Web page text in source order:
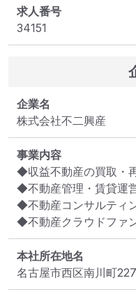
求人番号
34151
企業名
株式会社不二興産
事業内容
◆収益不動産の買取・
◆不動産管理・賃貸運
◆不動産コンサルティ
◆不動産クラウドファ
本社所在地名
名古屋市西区南川町